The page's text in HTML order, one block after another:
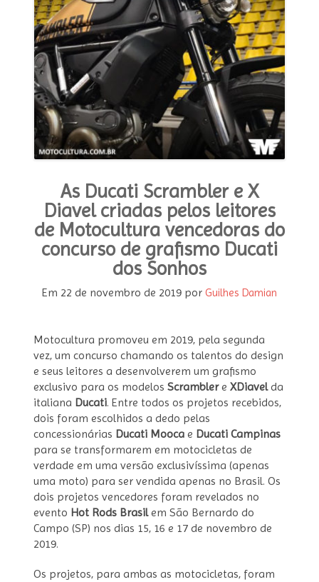
MODA E ESTILO
OPINIÃO
CONTATO
PODCAST
As Ducati Scrambler e X
Diavel criadas pelos leitores
de Motocultura vencedoras do
concurso de grafismo Ducati
dos Sonhos
Em 22 de novembro de 2019 por Guilhes Damian
Motocultura promoveu em 2019, pela segunda
vez, um concurso chamando os talentos do design
e seus leitores a desenvolverem um grafismo
exclusivo para os modelos Scramblere XDiavelda
italiana Ducati. Entre todos os projetos recebidos,
dois foram escolhidos a dedo pelas
concessionárias Ducati Mooca e Ducati Campinas
para se transformarem em motocicletas de
verdade em uma versão exclusivíssima (apenas
uma moto) para ser vendida apenas no Brasil. Os
dois projetos vencedores foram revelados no
evento Hot Rods Brasilem São Bernardo do
Campo (SP) nos dias 15, 16 e 17 de novembro de
2019.
Os projetos, para ambas as motocicletas, foram